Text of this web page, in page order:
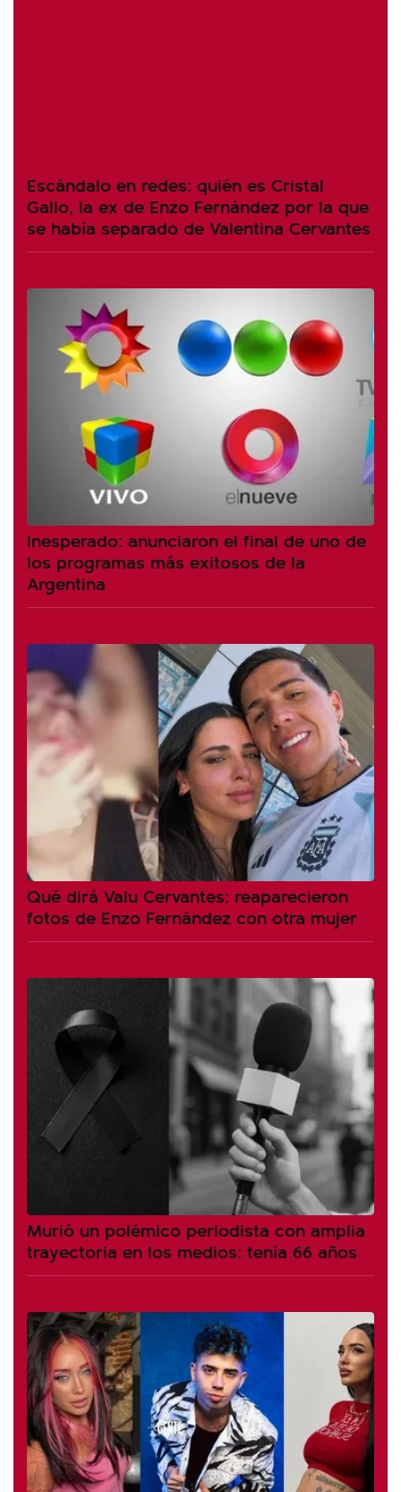
Escándalo en redes: quién es Cristal
Gallo, la ex de Enzo Fernández por la que
se había separado de Valentina Cervantes
Inesperado: anunciaron el final de uno de
los programas más exitosos de la
Argentina
Qué dirá Valu Cervantes: reaparecieron
fotos de Enzo Fernández con otra mujer
Murió un polémico periodista con amplia
trayectoria en los medios: tenía 66 años